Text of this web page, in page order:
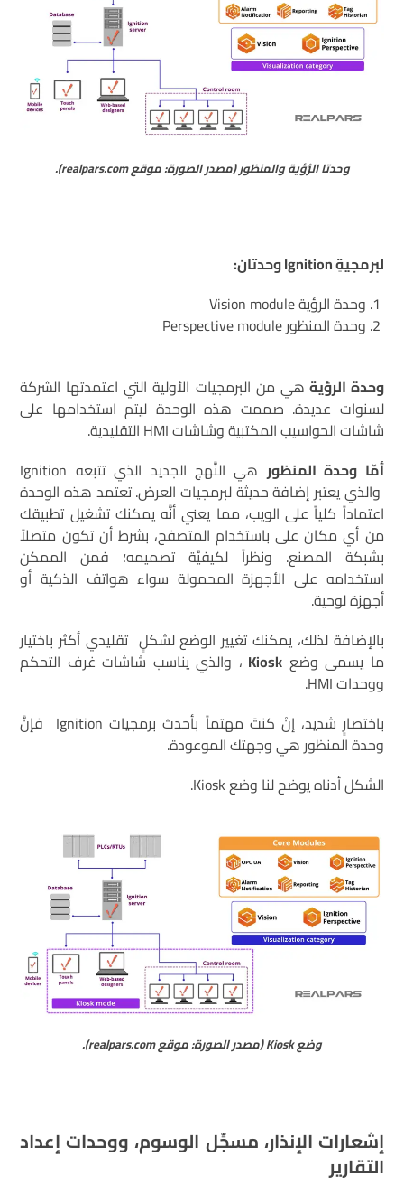
وحدتا الرُّؤية والمنظور (مصدر الصورة: موقع realpars.com).
لبرمجيةِ Ignition وحدتان:
وحدة الرؤية Vision module
وحدة المنظور Perspective module
وحدة الرؤية هي من البرمجيات الأولية التي اعتمدتها الشركة
لسنوات عديدة. صممت هذه الوحدة ليتم استخدامها على
شاشات الحواسيب المكتبية وشاشات HMI التقليدية.
أمّا وحدة المنظور
هي النَّهج الجديد الذي تتبعه Ignition
والذي يعتبر إضافة حديثة لبرمجيات العرض. تعتمد هذه الوحدة
اعتماداً كلياً على الويب، مما يعني أنَّه يمكنك تشغيل تطبيقك
من أي مكان على باستخدام المتصفح، بشرط أن تكون متصلاً
بشبكة المصنع. ونظراً لكيفيَّة تصميمه؛ فمن الممكن
استخدامه على الأجهزة المحمولة سواء هواتف الذكية أو
أجهزة لوحية.
بالإضافة لذلك، يمكنك تغيير الوضع لشكلٍ تقليدي أكثر باختيار
ما يسمى وضع Kiosk ، والذي يناسب شاشات غرف التحكم
ووحدات HMI.
باختصارٍ شديد، إنْ كنتَ مهتماً بأحدث برمجيات Ignition فإنَّ
وحدة المنظور هي وجهتك الموعودة.
الشكل أدناه يوضح لنا وضع Kiosk.
وضع Kiosk (مصدر الصورة: موقع realpars.com).
إشعارات الإنذار، مسجِّل الوسوم، ووحدات إعداد
التقارير